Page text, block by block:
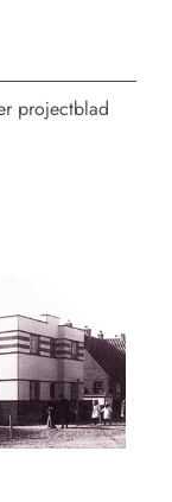
projectblad